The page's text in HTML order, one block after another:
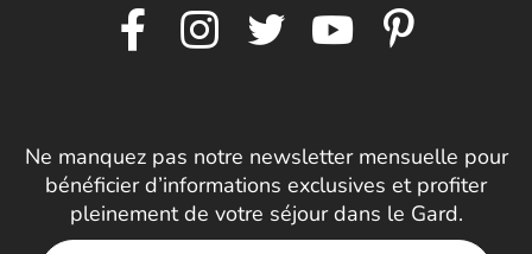
Ne manquez pas notre newsletter mensuelle pour
bénéficier d’informations exclusives et profiter
pleinement de votre séjour dans le Gard.